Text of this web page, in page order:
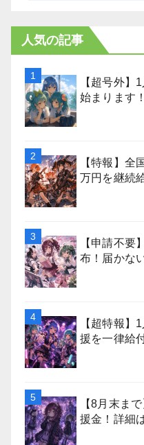
人気の記事
【超号外】
始まります
【特報】全
万円を継続
【申請不要
布！届かな
【超特報】
援を一律給
【8月末ま
援金！詳細